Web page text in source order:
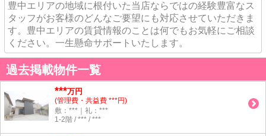
豊中エリアの地域に根付いた当店ならではの経験豊富なス
タッフがお客様のどんなご要望にも対応させていただきま
す。豊中エリアの賃貸情報のことは何でもお気軽にご相談
ください。一生懸命サポートいたします。
過去掲載物件一覧
***万円
(管理費・共益費 ***円)
敷：***｜礼：***
1-2階 / *** / ***